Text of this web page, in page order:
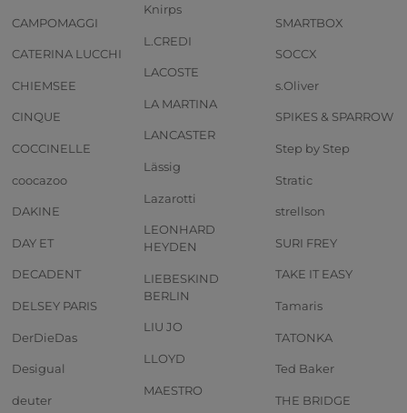
CAMPOMAGGI
CATERINA LUCCHI
CHIEMSEE
CINQUE
COCCINELLE
coocazoo
DAKINE
DAY ET
DECADENT
DELSEY PARIS
DerDieDas
Desigual
deuter
Knirps
L.CREDI
LACOSTE
LA MARTINA
LANCASTER
Lässig
Lazarotti
LEONHARD
HEYDEN
LIEBESKIND
BERLIN
LIU JO
LLOYD
MAESTRO
SMARTBOX
SOCCX
s.Oliver
SPIKES & SPARROW
Step by Step
Stratic
strellson
SURI FREY
TAKE IT EASY
Tamaris
TATONKA
Ted Baker
THE BRIDGE